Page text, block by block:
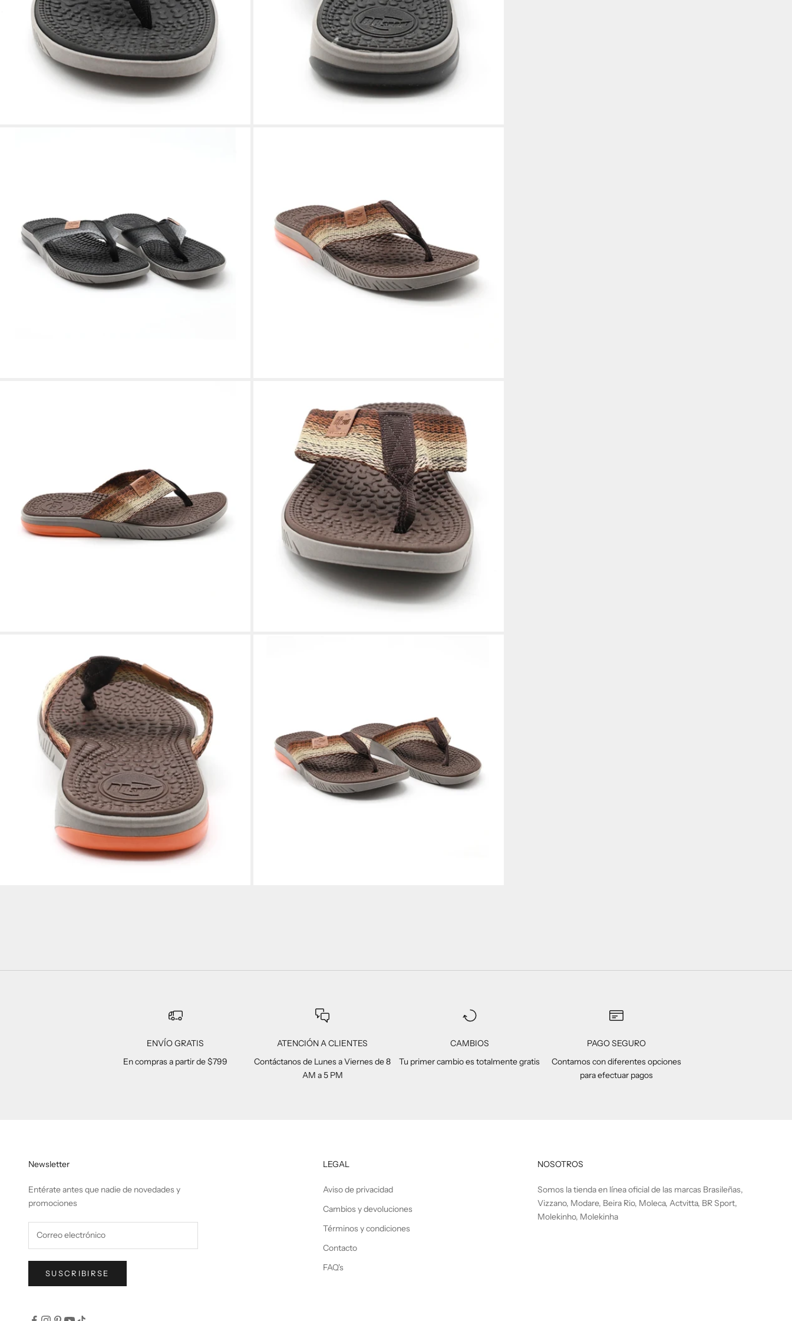
ENVÍO GRATIS
En compras a partir de $799
ATENCIÓN A CLIENTES
Contáctanos de Lunes a Viernes de 8
AM a 5 PM
CAMBIOS
Tu primer cambio es totalmente gratis
PAGO SEGURO
Contamos con diferentes opciones
para efectuar pagos
Newsletter
Entérate antes que nadie de novedades y
promociones
SUSCRIBIRSE
LEGAL
Aviso de privacidad
Cambios y devoluciones
Términos y condiciones
Contacto
FAQ's
NOSOTROS
Somos la tienda en línea oficial de las marcas Brasileñas,
Vizzano, Modare, Beira Rio, Moleca, Actvitta, BR Sport,
Molekinho, Molekinha